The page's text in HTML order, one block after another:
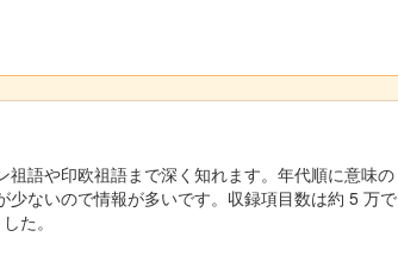
祖語や印欧祖語まで深く知れます。年代順に意味の
少ないので情報が多いです。収録項目数は約 5 万で
た。